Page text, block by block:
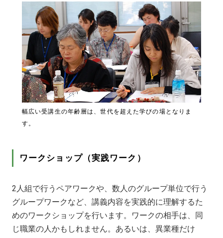
幅広い受講生の年齢層は、世代を超えた学びの場となりま
す。
ワークショップ（実践ワーク）
2人組で行うペアワークや、数人のグループ単位で行う
グループワークなど、講義内容を実践的に理解するた
めのワークショップを行います。ワークの相手は、同
じ職業の人かもしれません。あるいは、異業種だけ